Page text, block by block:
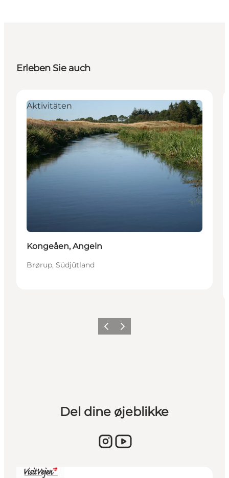
Erleben Sie auch
Aktivitäten
Kongeåen, Angeln
Brørup, Südjütland
Vorherige Folie
Nächste Folie
Del dine øjeblikke